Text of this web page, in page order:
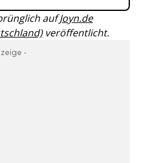
aufJoyn.de
veröffentlicht.
-